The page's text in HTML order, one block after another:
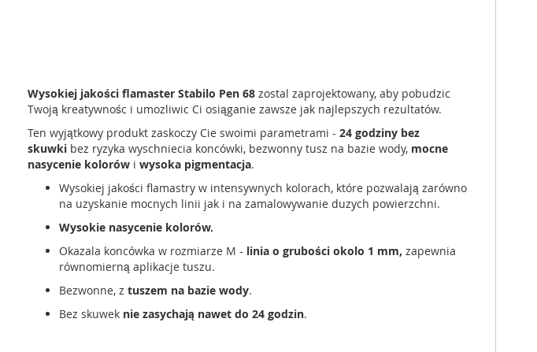
Wysokiej jakości flamaster Stabilo Pen 68 zostal zaprojektowany, aby pobudzic
Twoją kreatywnośc i umozliwic Ci osiąganie zawsze jak najlepszych rezultatów.
Ten wyjątkowy produkt zaskoczy Cie swoimi parametrami - 24 godziny bez
skuwki bez ryzyka wyschniecia koncówki, bezwonny tusz na bazie wody, mocne
nasycenie kolorów i wysoka pigmentacja.
Wysokiej jakości flamastry w intensywnych kolorach, które pozwalają zarówno
na uzyskanie mocnych linii jak i na zamalowywanie duzych powierzchni.
Wysokie nasycenie kolorów.
Okazala koncówka w rozmiarze M - linia o grubości okolo 1 mm, zapewnia
równomierną aplikacje tuszu.
Bezwonne, z tuszem na bazie wody.
Bez skuwek nie zasychają nawet do 24 godzin.